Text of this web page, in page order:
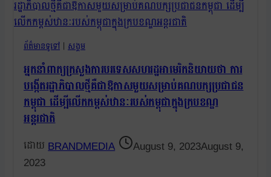
ព័ត៌មានទូទៅ | សង្គម
អ្នកនាំពាក្យក្រសួងការបរទេសសហរដ្ឋអាមេរិកនិយាយថា ការ
បង្កើតរដ្ឋាភិបាលថ្មីគឺជាឱកាសមួយសម្រាប់គណបក្សប្រជាជន
កម្ពុជា ដើម្បីលើកកម្ពស់ឋានៈរបស់កម្ពុជាក្នុងក្របខណ្ឌ
អន្តរជាតិ
BRANDMEDIA August 9, 2023August 9,
2023